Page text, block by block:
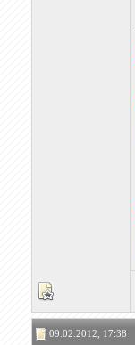
09.02.2012, 17:38